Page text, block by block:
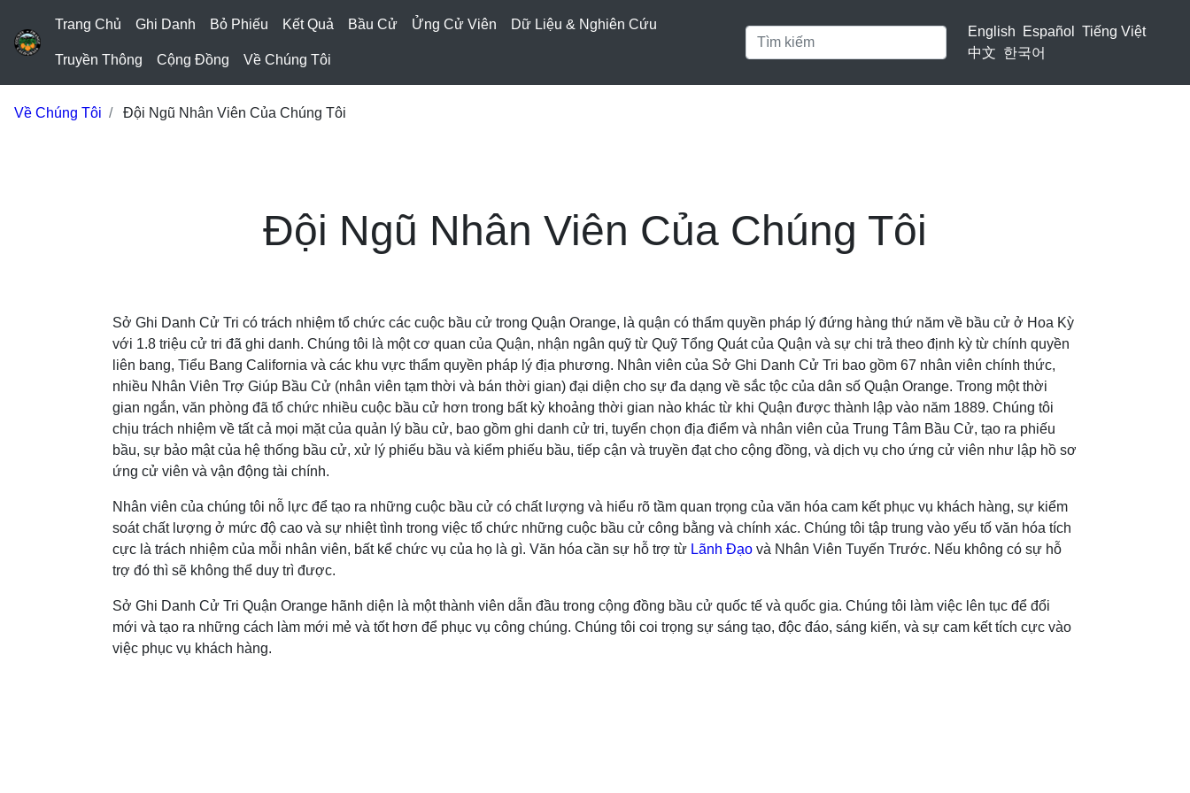
Trang Chủ Ghi Danh Bỏ Phiếu Kết Quả Bầu Cử Ửng Cử Viên Dữ Liệu & Nghiên Cứu
Truyền Thông Cộng Đồng Về Chúng Tôi
English Español
Tiếng Việt
中文 한국어
Về Chúng Tôi Đội Ngũ Nhân Viên Của Chúng Tôi
Đội Ngũ Nhân Viên Của Chúng Tôi
Sở Ghi Danh Cử Tri có trách nhiệm tổ chức các cuộc bầu cử trong Quận Orange, là quận có thẩm quyền pháp lý đứng hàng thứ năm về bầu cử ở Hoa Kỳ
với 1.8 triệu cử tri đã ghi danh. Chúng tôi là một cơ quan của Quận, nhận ngân quỹ từ Quỹ Tổng Quát của Quận và sự chi trả theo định kỳ từ chính quyền
liên bang, Tiểu Bang California và các khu vực thẩm quyền pháp lý địa phương. Nhân viên của Sở Ghi Danh Cử Tri bao gồm 67 nhân viên chính thức,
nhiều Nhân Viên Trợ Giúp Bầu Cử (nhân viên tạm thời và bán thời gian) đại diện cho sự đa dạng về sắc tộc của dân số Quận Orange. Trong một thời
gian ngắn, văn phòng đã tổ chức nhiều cuộc bầu cử hơn trong bất kỳ khoảng thời gian nào khác từ khi Quận được thành lập vào năm 1889. Chúng tôi
chịu trách nhiệm về tất cả mọi mặt của quản lý bầu cử, bao gồm ghi danh cử tri, tuyển chọn địa điểm và nhân viên của Trung Tâm Bầu Cử, tạo ra phiếu
bầu, sự bảo mật của hệ thống bầu cử, xử lý phiếu bầu và kiểm phiếu bầu, tiếp cận và truyền đạt cho cộng đồng, và dịch vụ cho ứng cử viên như lập hồ sơ
ứng cử viên và vận động tài chính.
Nhân viên của chúng tôi nỗ lực để tạo ra những cuộc bầu cử có chất lượng và hiểu rõ tầm quan trọng của văn hóa cam kết phục vụ khách hàng, sự kiểm
soát chất lượng ở mức độ cao và sự nhiệt tình trong việc tổ chức những cuộc bầu cử công bằng và chính xác. Chúng tôi tập trung vào yếu tố văn hóa tích
cực là trách nhiệm của mỗi nhân viên, bất kể chức vụ của họ là gì. Văn hóa cần sự hỗ trợ từ Lãnh Đạo và Nhân Viên Tuyến Trước. Nếu không có sự hỗ
trợ đó thì sẽ không thể duy trì được.
Sở Ghi Danh Cử Tri Quận Orange hãnh diện là một thành viên dẫn đầu trong cộng đồng bầu cử quốc tế và quốc gia. Chúng tôi làm việc lên tục để đổi
mới và tạo ra những cách làm mới mẻ và tốt hơn để phục vụ công chúng. Chúng tôi coi trọng sự sáng tạo, độc đáo, sáng kiến, và sự cam kết tích cực vào
việc phục vụ khách hàng.